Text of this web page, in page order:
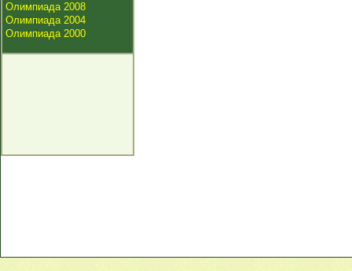
Олимпиада 2008
Олимпиада 2004
Олимпиада 2000